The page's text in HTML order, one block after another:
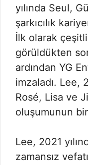
yılında Seul,
şarkıcılık
İlk olarak
görüldükten
ardından YG
imzaladı. Lee,
Rosé, Lisa ve
oluşumunun bir
Lee, 2021
zamansız